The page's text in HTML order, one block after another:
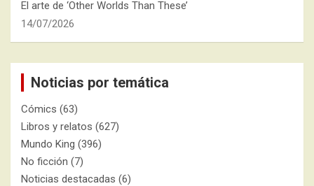
El arte de ‘Other Worlds Than These’
14/07/2026
Noticias por temática
Cómics (63)
Libros y relatos (627)
Mundo King (396)
No ficción (7)
Noticias destacadas (6)